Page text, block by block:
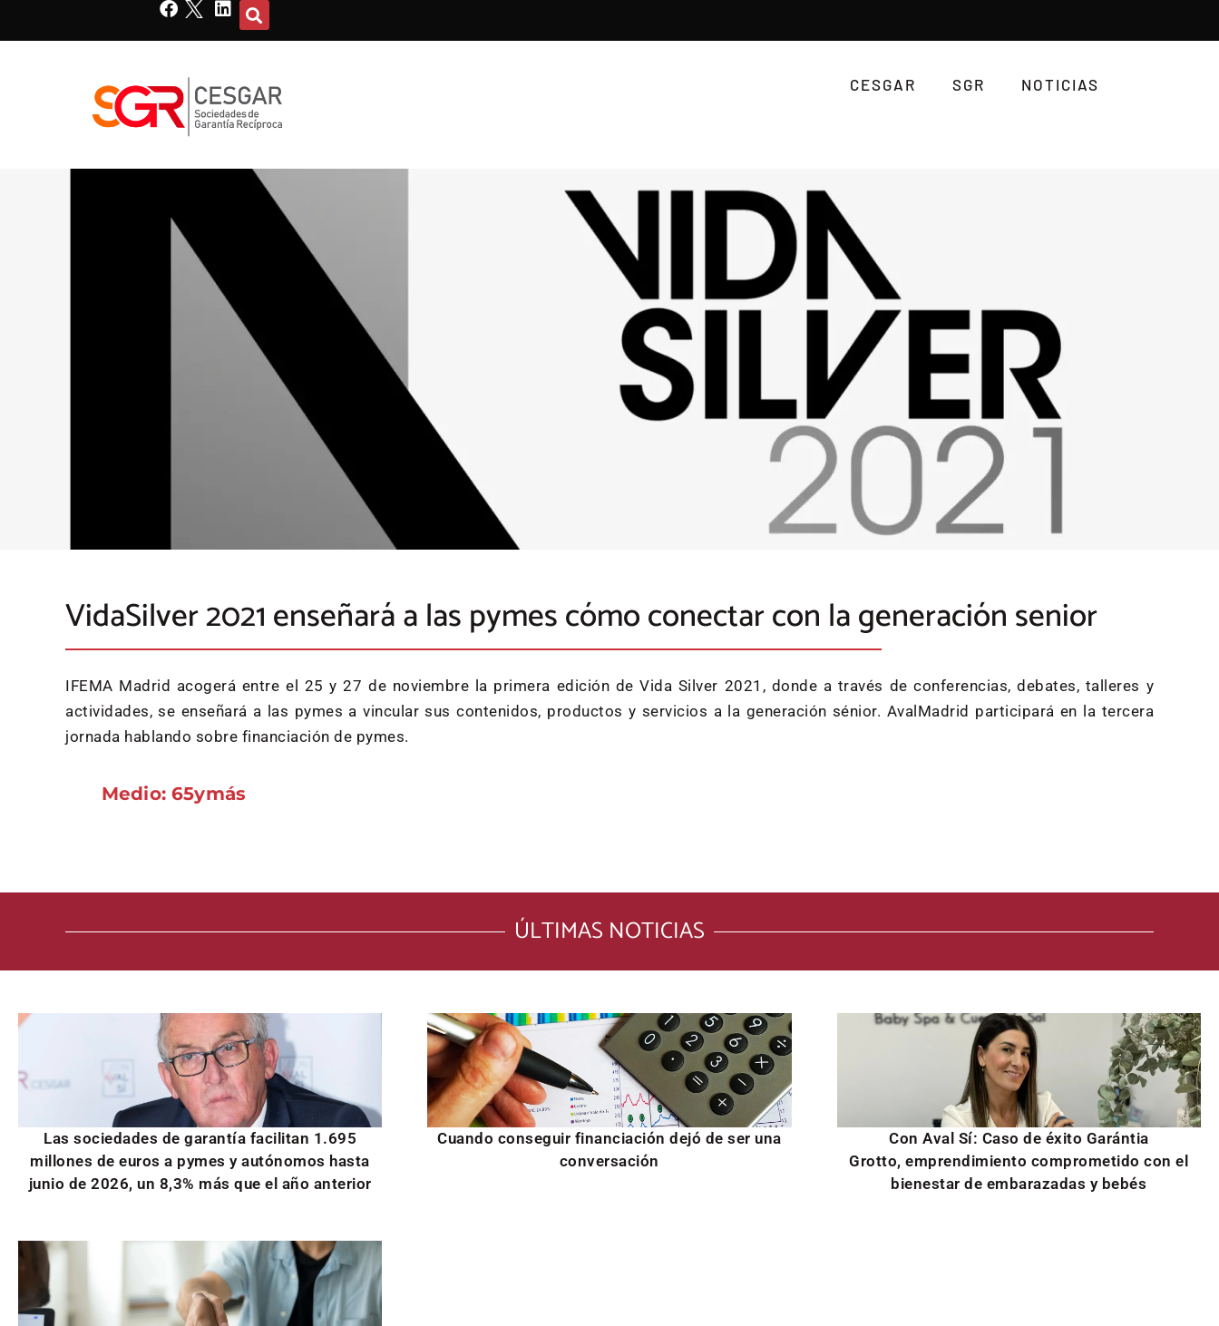
CESGAR SGR NOTICIAS
VidaSilver 2021 enseñará a las pymes cómo conectar con la generación senior
IFEMA Madrid acogerá entre el 25 y 27 de noviembre la primera edición de Vida Silver 2021, donde a través de conferencias, debates, talleres y
actividades, se enseñará a las pymes a vincular sus contenidos, productos y servicios a la generación sénior. AvalMadrid participará en la tercera
jornada hablando sobre financiación de pymes.
Medio: 65ymás
ÚLTIMAS NOTICIAS
Las sociedades de garantía facilitan 1.695
millones de euros a pymes y autónomos hasta
junio de 2026, un 8,3% más que el año anterior
Cuando conseguir financiación dejó de ser una
conversación
Con Aval Sí: Caso de éxito Garántia
Grotto, emprendimiento comprometido con el
bienestar de embarazadas y bebés